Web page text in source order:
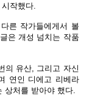
작했다.
른 작가들에게서 볼
은 개성 넘치는 작품
의 유산, 그리고 자신
연인 디에고 리베라
상처를 받아야 했다.